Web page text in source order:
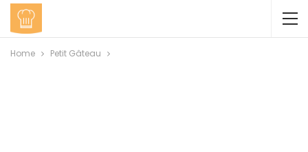
Home Petit Gâteau